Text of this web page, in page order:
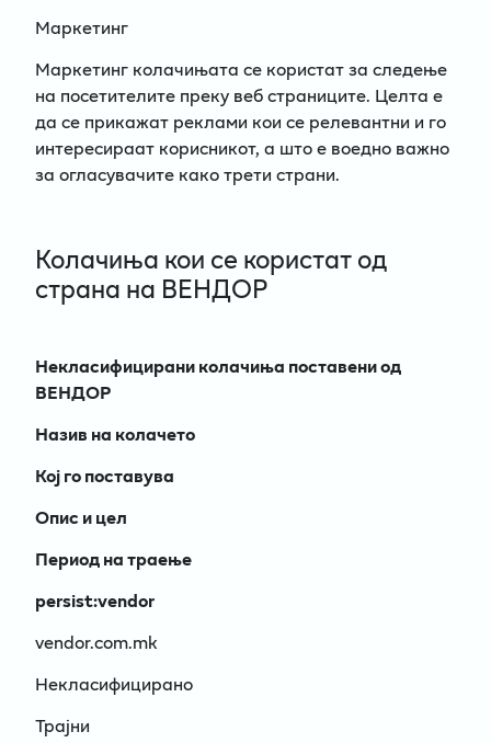
Маркетинг
Маркетинг колачињата се користат за следење
на посетителите преку веб страниците. Целта е
да се прикажат реклами кои се релевантни и го
интересираат корисникот, а што е воедно важно
за огласувачите како трети страни.
Колачиња кои се користат од
страна на ВЕНДОР
Некласифицирани колачиња поставени од
ВЕНДОР
Назив на колачето
Кој го поставува
Опис и цел
Период на траење
persist:vendor
vendor.com.mk
Некласифицирано
Трајни